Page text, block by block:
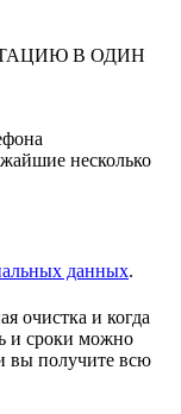
В ОДИН
несколько
данных.
очистка и когда
и сроки можно
вы получите всю